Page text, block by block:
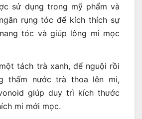
sử dụng trong mỹ phẩm và
rụng tóc để kích thích sự
tóc và giúp lông mi mọc
tách trà xanh, để nguội rồi
thấm nước trà thoa lên mi,
giúp duy trì kích thước
mi mới mọc.